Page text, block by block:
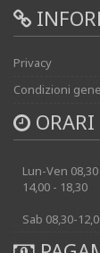
Privacy
Condizioni
Lun-Ven
14,00 - 18,30
Sab 08,30-